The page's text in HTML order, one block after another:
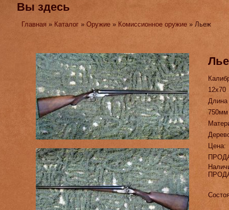
Вы здесь
Главная » Каталог »Оружие » Комиссионное оружие » Льеж
12х70
750мм
Цена: